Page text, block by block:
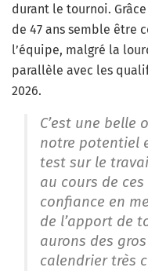
durant le tournoi.
de 47 ans semble être
l’équipe, malgré la
parallèle avec les
2026.
C’est une
notre potentiel
test sur le
au cours de ces
confiance en
de l’apport de
aurons des
calendrier très